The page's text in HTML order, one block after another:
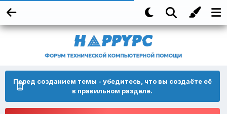
Перед созданием темы - убедитесь, что вы создаёте её
в правильном разделе.